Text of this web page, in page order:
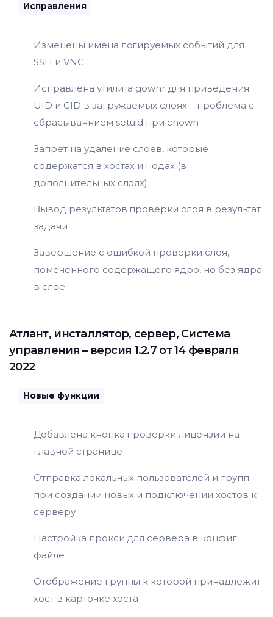
Исправления
Изменены имена логируемых событий для
SSH и VNC
Исправлена утилита gownr для приведения
UID и GID в загружаемых слоях – проблема с
сбрасываннием setuid при chown
Запрет на удаление слоев, которые
содержатся в хостах и нодах (в
дополнительных слоях)
Вывод результатов проверки слоя в результат
задачи
Завершение с ошибкой проверки слоя,
помеченного содержащего ядро, но без ядра
в слое
Атлант, инсталлятор, сервер, Система
управления – версия 1.2.7 от 14 февраля
2022
Новые функции
Добавлена кнопка проверки лицензии на
главной странице
Отправка локальных пользователей и групп
при создании новых и подключении хостов к
серверу
Настройка прокси для сервера в конфиг
файле
Отображение группы к которой принадлежит
хост в карточке хоста